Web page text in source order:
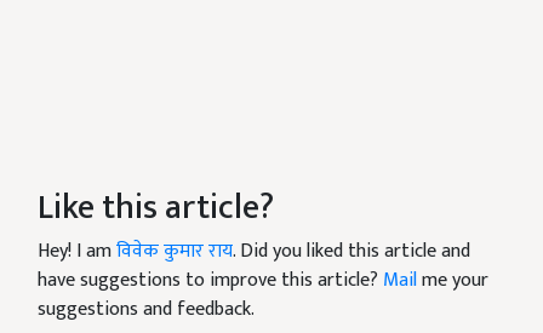
Like this article?
Hey! I amविवेक कुमार राय. Did you liked this article and
have suggestions to improve this article? Mailme your
suggestions and feedback.